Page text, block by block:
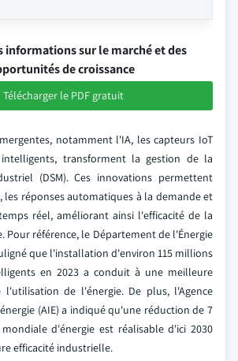
informations sur le marché et des
de croissance
Télécharger le PDF gratuit
notamment l'IA, les capteurs IoT
transforment la gestion de la
(DSM). Ces innovations permettent
les réponses automatiques à la demande et
réel, améliorant ainsi l'efficacité de la
Pour référence, le Département de l'Énergie
que l'installation d'environ 115 millions
en 2023 a conduit à une meilleure
l'utilisation de l'énergie. De plus, l'Agence
(AIE) a indiqué qu'une réduction de 7
d'énergie est réalisable d'ici 2030
efficacité industrielle.